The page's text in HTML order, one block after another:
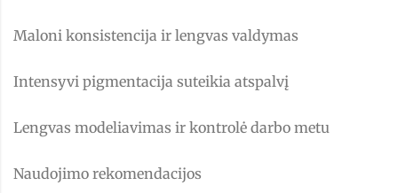
Maloni konsistencija ir lengvas valdymas
Intensyvi pigmentacija suteikia atspalvį
Lengvas modeliavimas ir kontrolė darbo metu
Naudojimo rekomendacijos